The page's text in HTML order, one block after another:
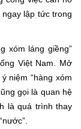
lập tức trong
xóm láng giềng”
Việt Nam. Mở
niệm “hàng xóm
gọi là quan hệ
là quá trình thay